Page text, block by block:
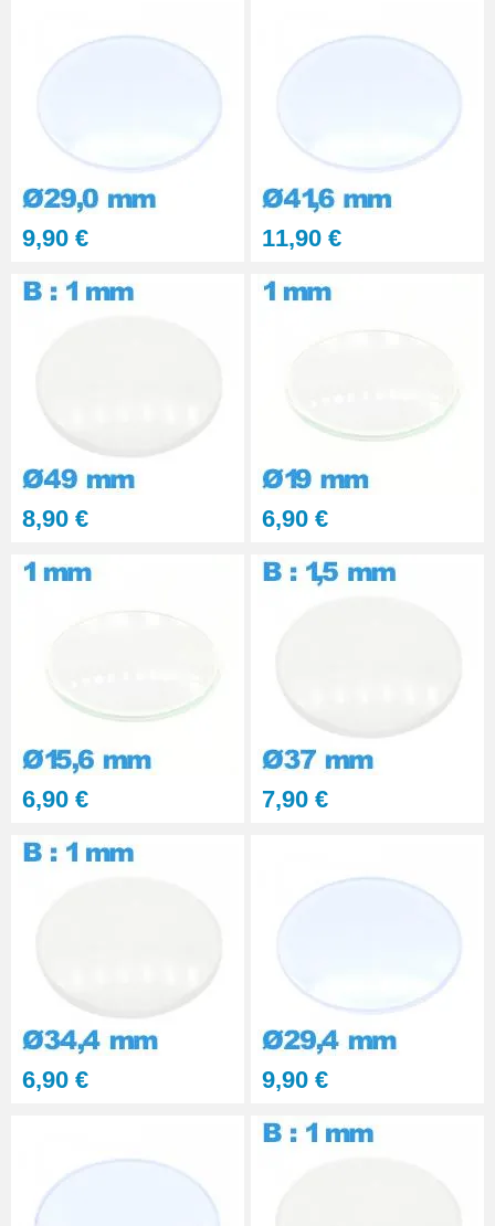
9,90 € 11,90 €
8,90 € 6,90 €
6,90 € 7,90 €
6,90 € 9,90 €